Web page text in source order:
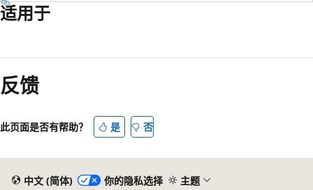
适用于
反馈
此页面是否有帮助？ 是 否
中文 (简体) 你的隐私选择 主题